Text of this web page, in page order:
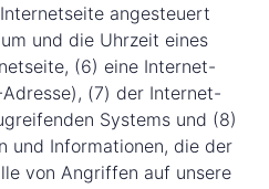
angesteuert
und die Uhrzeit eines
(6) eine Internet-
(7) der Internet-
Systems und (8)
und Informationen, die der
von Angriffen auf unsere